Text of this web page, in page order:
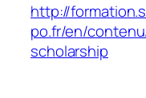
http://
po.fr/en/
scholarship